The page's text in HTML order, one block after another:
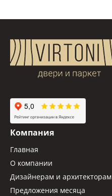
Компания
Главная
О компании
Дизайнерам и архитекторам
Предложения месяца